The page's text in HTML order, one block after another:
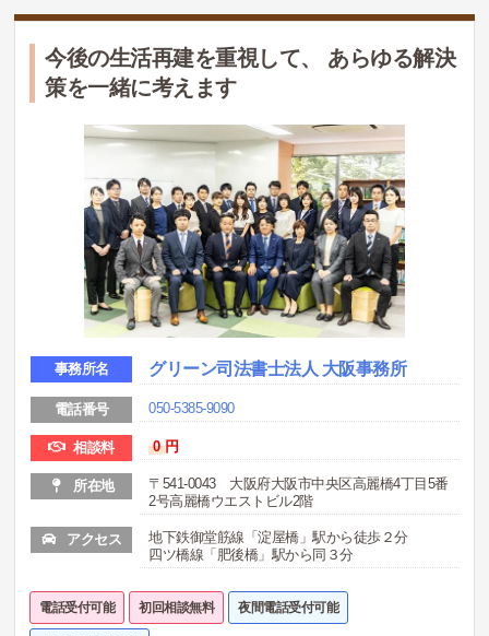
今後の生活再建を重視して、 あらゆる解決
策を一緒に考えます
事務所名 グリーン司法書士法人 大阪事務所
電話番号 050-5385-9090
相談料 0 円
所在地
〒541-0043 大阪府大阪市中央区高麗橋4丁目5番
2号高麗橋ウエストビル2階
アクセス
地下鉄御堂筋線「淀屋橋」駅から徒歩２分
四ツ橋線「肥後橋」駅から同３分
電話受付可能 初回相談無料 夜間電話受付可能